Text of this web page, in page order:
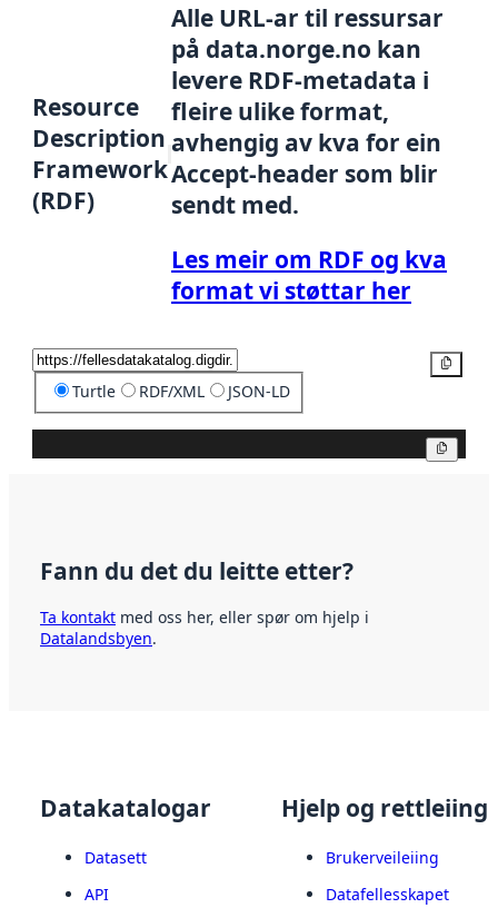
Resource
Description
Framework
(RDF)
Alle URL-ar til ressursar
på data.norge.no kan
levere RDF-metadata i
fleire ulike format,
avhengig av kva for ein
Accept-header som blir
sendt med.
Les meir om RDF og kva
format vi støttar her
Turtle RDF/XML JSON-LD
Fann du det du leitte etter?
Ta kontakt med oss her, eller spør om hjelp i
Datalandsbyen.
Datakatalogar
Datasett
API
Hjelp og rettleiing
Brukerveileiing
Datafellesskapet